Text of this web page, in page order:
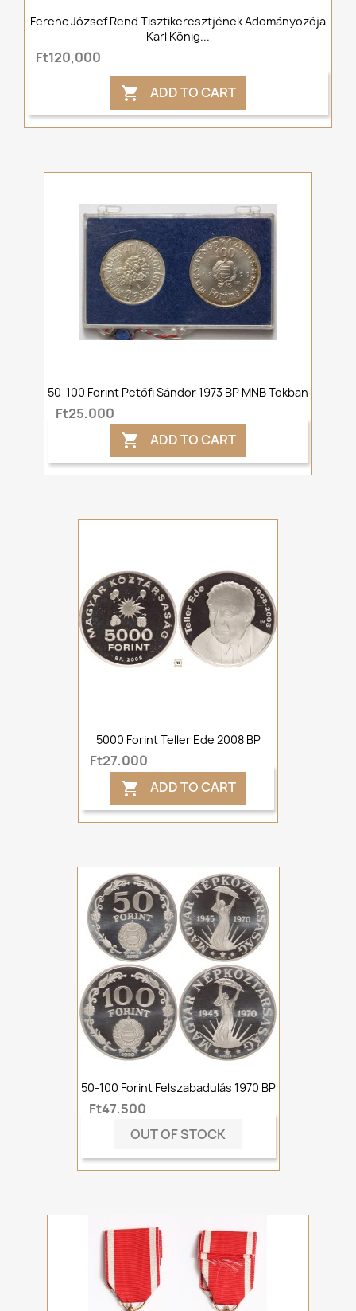
Ferenc József Rend Tisztikeresztjének Adományozója
Karl König...
Ft120,000
 ADD TO CART
50-100 Forint Petőfi Sándor 1973 BP MNB Tokban
Ft25,000
 ADD TO CART
5000 Forint Teller Ede 2008 BP
Ft27,000
 ADD TO CART
50-100 Forint Felszabadulás 1970 BP
Ft47,500
OUT OF STOCK